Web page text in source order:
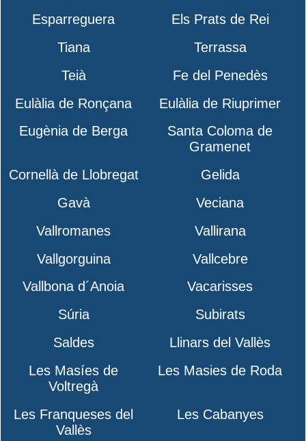
Esparreguera
Els Prats de Rei
Tiana
Terrassa
Teià
Fe del Penedès
Eulàlia de Ronçana
Eulàlia de Riuprimer
Eugènia de Berga
Santa Coloma de
Gramenet
Cornellà de Llobregat
Gelida
Gavà
Veciana
Vallromanes
Vallirana
Vallgorguina
Vallcebre
Vallbona d´Anoia
Vacarisses
Súria
Subirats
Saldes
Llinars del Vallès
Les Masíes de
Voltregà
Les Masies de Roda
Les Franqueses del
Vallès
Les Cabanyes